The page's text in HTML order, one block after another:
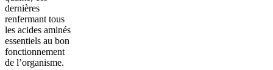
dernières
renfermant tous
les acides aminés
essentiels au bon
fonctionnement
de l’organisme.